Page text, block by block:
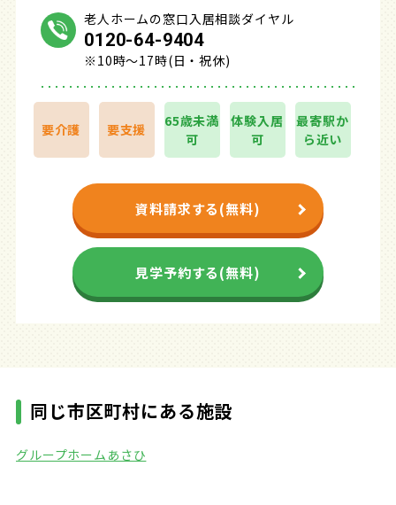
老人ホームの窓口入居相談ダイヤル
0120-64-9404
※10時～17時(日・祝休)
要介護 要支援
65歳未満
可
体験入居
可
最寄駅か
ら近い
資料請求する(無料)
見学予約する(無料)
同じ市区町村にある施設
グループホームあさひ